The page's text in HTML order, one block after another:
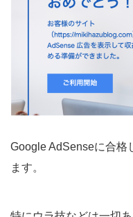
Google AdSenseに合格
ます。